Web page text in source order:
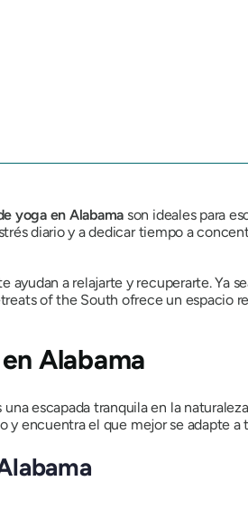
yoga en Alabama son ideales para
diario y a dedicar tiempo a
a relajarte y recuperarte. Ya
of the South ofrece un espacio
Alabama
una escapada tranquila en la
y encuentra el que mejor se adapte a